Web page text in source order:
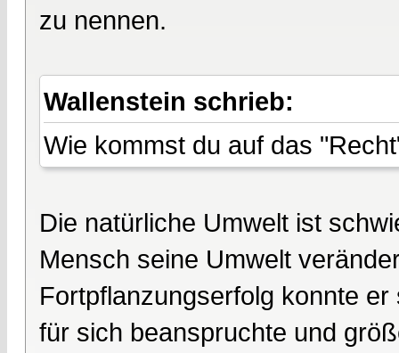
zu nennen.
Wallenstein schrieb:
Wie kommst du auf das
Die natürliche Umwelt ist
Mensch seine Umwelt
Fortpflanzungserfolg konnte
für sich beanspruchte und